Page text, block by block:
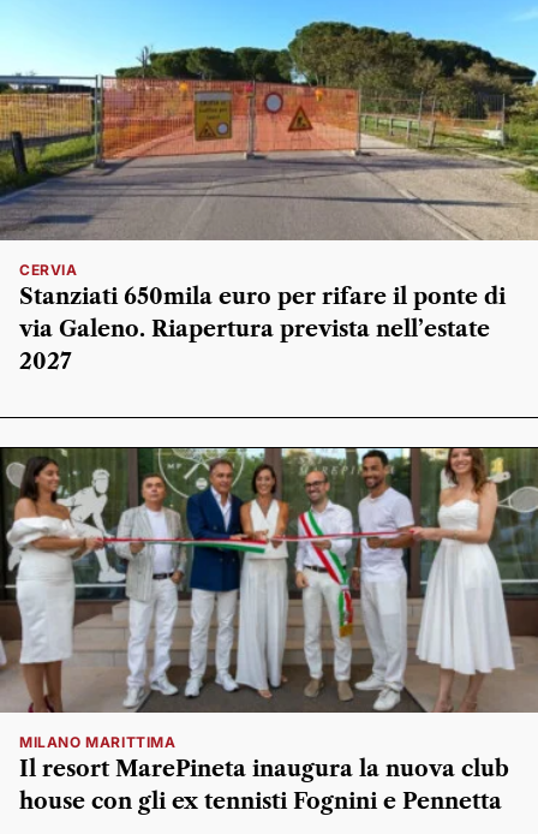
CERVIA
Stanziati 650mila euro per rifare il ponte di
via Galeno. Riapertura prevista nell’estate
2027
MILANO MARITTIMA
Il resort MarePineta inaugura la nuova club
house con gli ex tennisti Fognini e Pennetta